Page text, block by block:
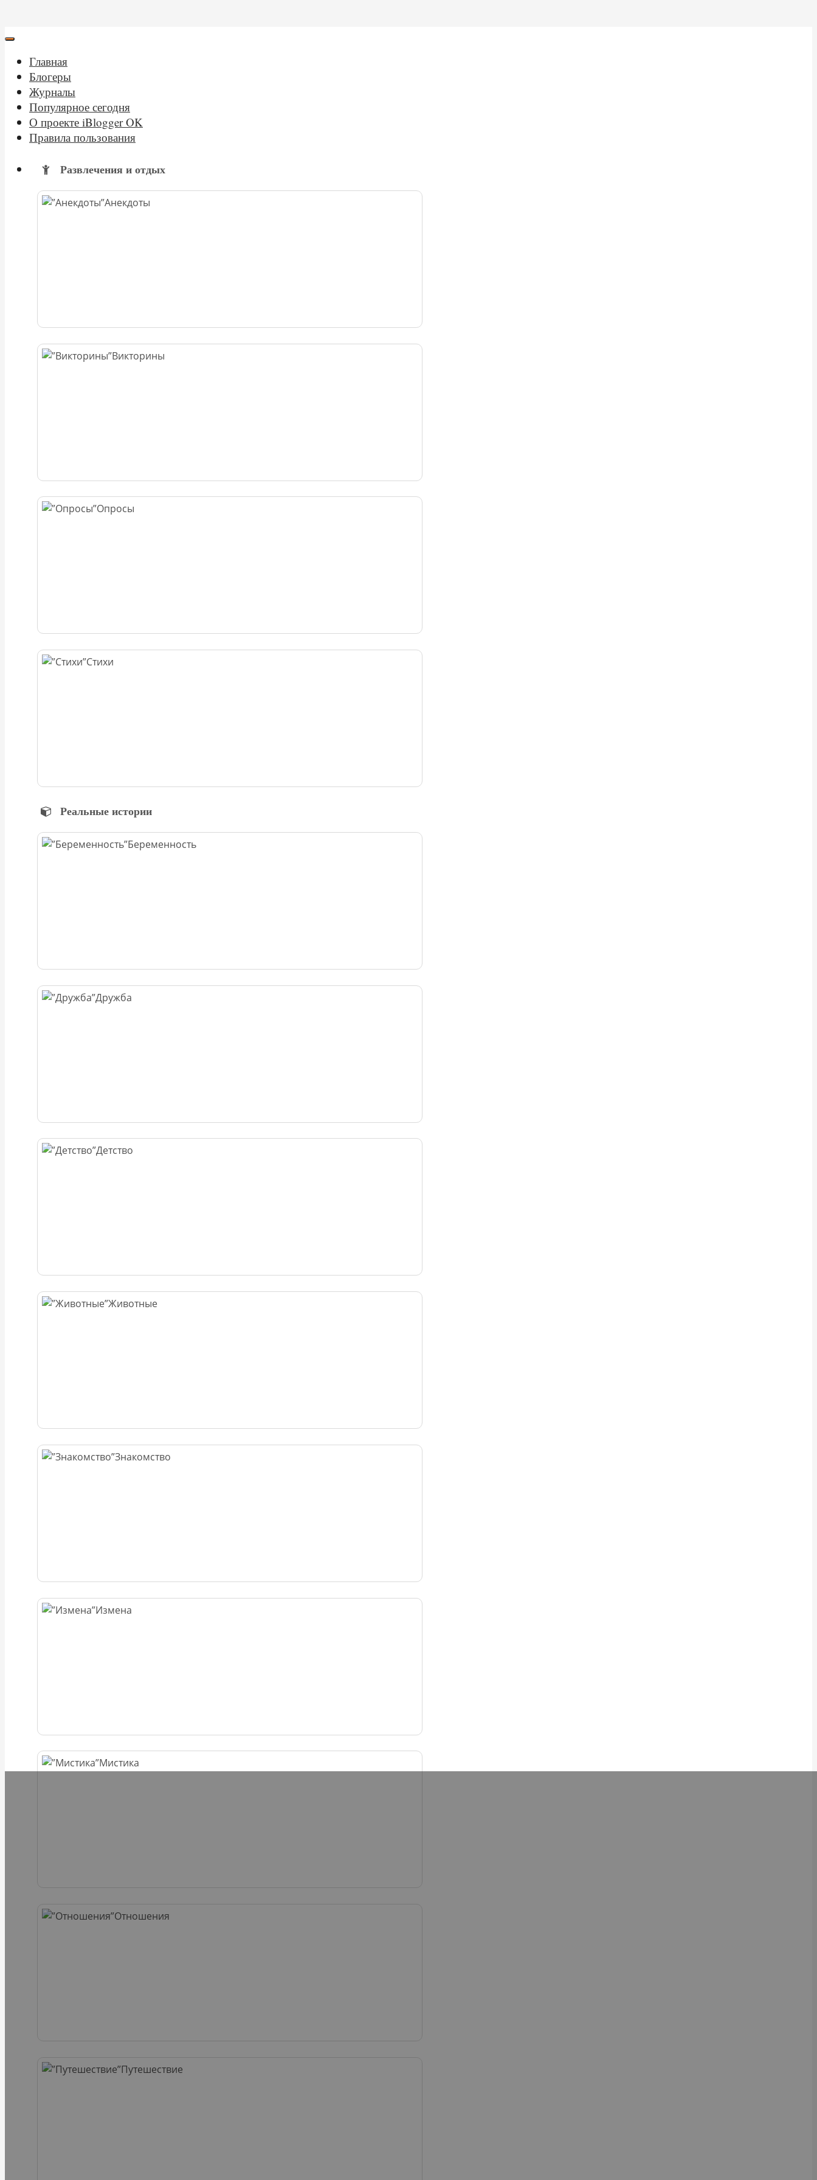
Главная
Блогеры
Журналы
Популярное сегодня
О проекте iBlogger OK
Правила пользования
Развлечения и отдых
Анекдоты
Викторины
Опросы
Стихи
Реальные истории
Беременность
Дружба
Детство
Животные
Знакомство
Измена
Мистика
Отношения
Путешествие